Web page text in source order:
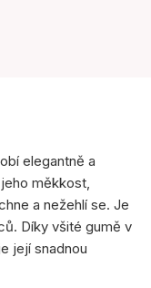
elegantně a
měkkost,
a nežehlí se. Je
Díky všité gumě v
její snadnou